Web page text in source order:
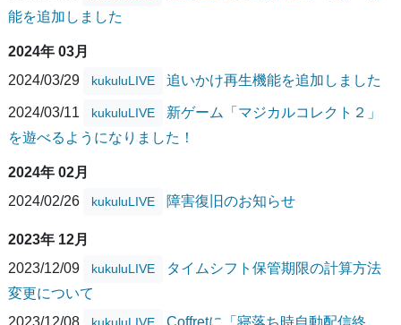
能を追加しました
2024年 03月
2024/03/29
kukuluLIVE 追いかけ再生機能を追加しました
2024/03/11 kukuluLIVE
新ゲーム「マジカルコレクト２」
を遊べるようになりました！
2024年 02月
2024/02/26
kukuluLIVE 障害復旧のお知らせ
2023年 12月
2023/12/09
kukuluLIVE
タイムシフト保管期限の計算方法
変更について
2023/12/08
Coffretに「寝落ち時自動配信終